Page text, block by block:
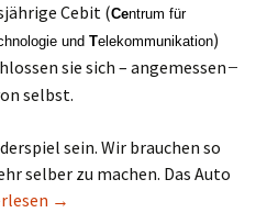
Cebit (Centrum für
und Telekommunikation)
sie sich – angemessen̶
selbst.
sein. Wir brauchen so
selber zu machen. Das Auto
uns ab“ (Christoph Süß in
→